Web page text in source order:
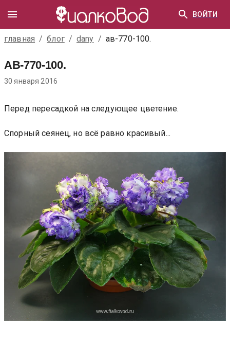
ВОЙТИ
главная / блог / dany / ав-770-100.
АВ-770-100.
30 января 2016
Перед пересадкой на следующее цветение.
Спорный сеянец, но всё равно красивый...